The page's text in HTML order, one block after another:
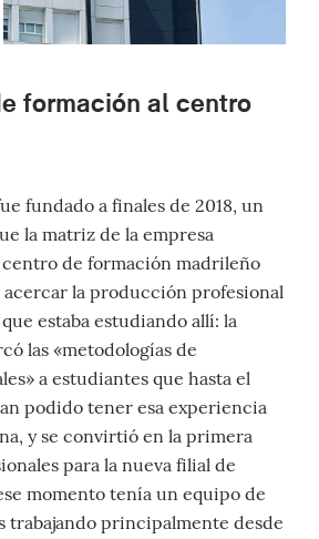
formación al centro
fundado a finales de 2018, un
la matriz de la empresa
de formación madrileño
acercar la producción profesional
estaba estudiando allí: la
las «metodologías de
a estudiantes que hasta el
podido tener esa experiencia
y se convirtió en la primera
para la nueva filial de
momento tenía un equipo de
trabajando principalmente desde